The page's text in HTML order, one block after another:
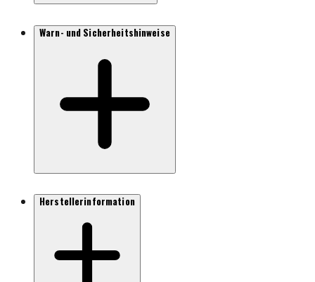
Warn- und Sicherheitshinweise
Herstellerinformation